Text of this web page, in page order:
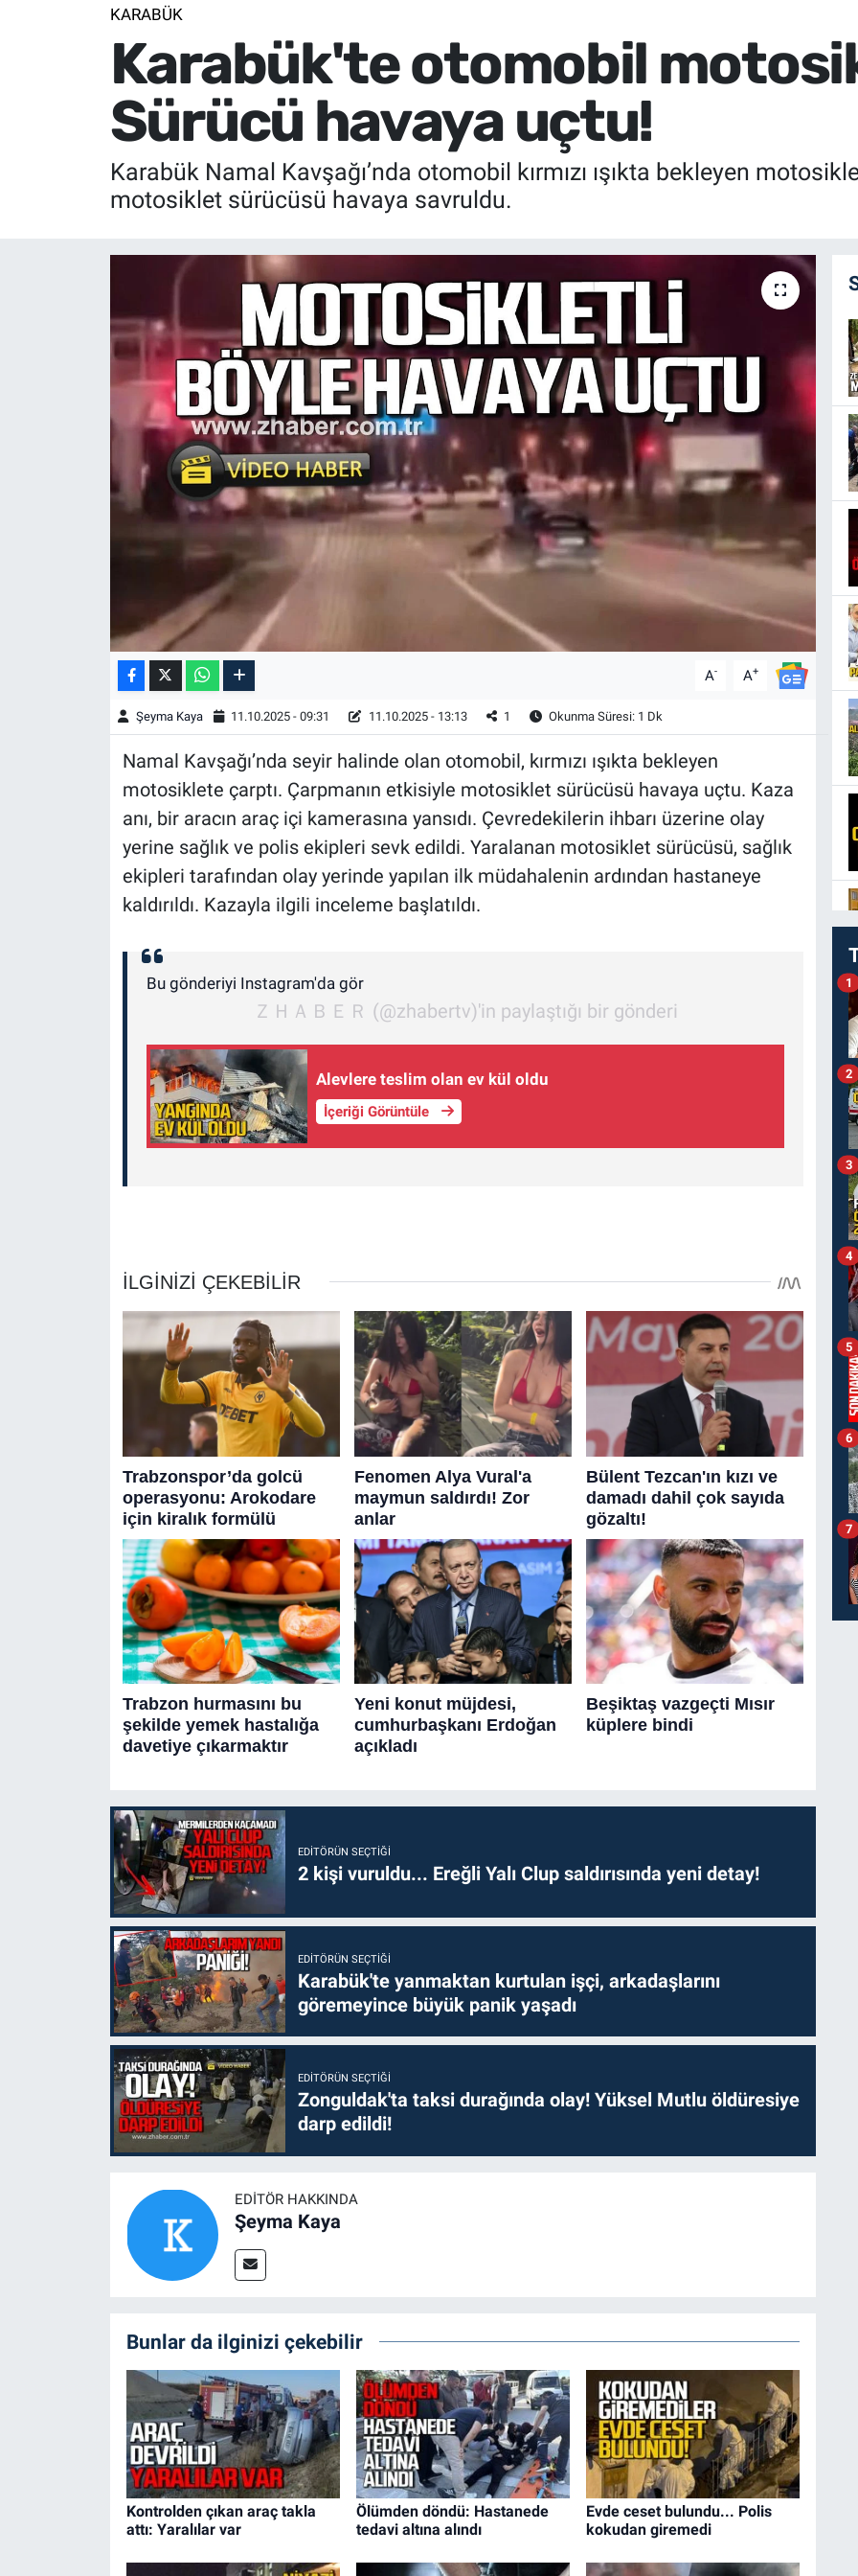
KARABÜK
Karabük'te otomobil
Sürücü havaya uçtu!
Karabük Namal Kavşağı’nda otomobil kırmızı ışıkta bekleyen
motosiklet sürücüsü havaya savruldu.
A- A+
Şeyma Kaya 11.10.2025 - 09:31 11.10.2025 - 13:13 1 Okunma Süresi: 1 Dk
Namal Kavşağı’nda seyir halinde olan otomobil, kırmızı ışıkta bekleyen
motosiklete çarptı. Çarpmanın etkisiyle motosiklet sürücüsü havaya uçtu. Kaza
anı, bir aracın araç içi kamerasına yansıdı. Çevredekilerin ihbarı üzerine olay
yerine sağlık ve polis ekipleri sevk edildi. Yaralanan motosiklet sürücüsü, sağlık
ekipleri tarafından olay yerinde yapılan ilk müdahalenin ardından hastaneye
kaldırıldı. Kazayla ilgili inceleme başlatıldı.
Bu gönderiyi Instagram'da gör
ＺＨＡＢＥＲ (@zhabertv)'in paylaştığı bir gönderi
Alevlere teslim olan ev kül oldu
İçeriği Görüntüle
EDITÖRÜN SEÇTIĞI
2 kişi vuruldu... Ereğli Yalı Clup saldırısında yeni detay!
EDITÖRÜN SEÇTIĞI
Karabük'te yanmaktan kurtulan işçi, arkadaşlarını
göremeyince büyük panik yaşadı
EDITÖRÜN SEÇTIĞI
Zonguldak'ta taksi durağında olay! Yüksel Mutlu öldüresiye
darp edildi!
EDITÖR HAKKINDA
Şeyma Kaya
Bunlar da ilginizi çekebilir
Kontrolden çıkan araç takla
attı: Yaralılar var
Ölümden döndü: Hastanede
tedavi altına alındı
Evde ceset bulundu... Polis
kokudan giremedi
1
2
3
4
5
6
7